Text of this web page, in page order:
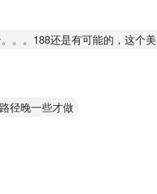
。。188还是有可能的，这个
径晚一些才做